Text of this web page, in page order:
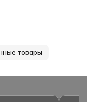
товары